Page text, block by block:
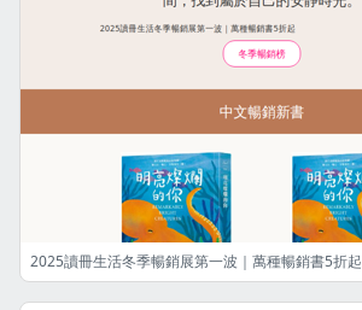
2025讀冊生活冬季暢銷展第一波｜萬種暢銷書5折起